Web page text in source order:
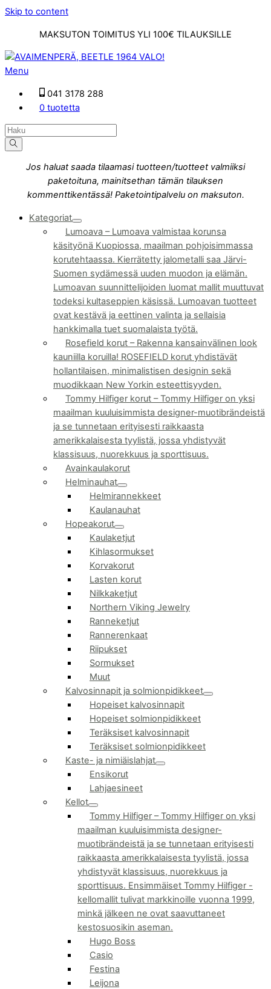
Skip to content
MAKSUTON TOIMITUS YLI 100€ TILAUKSILLE
Menu
041 3178 288
0 tuotetta
Jos haluat saada tilaamasi tuotteen/tuotteet valmiiksi
paketoituna, mainitsethan tämän tilauksen
kommenttikentässä! Paketointipalvelu on maksuton.
Kategoriat
Lumoava – Lumoava valmistaa korunsa
käsityönä Kuopiossa, maailman pohjoisimmassa
korutehtaassa. Kierrätetty jalometalli saa Järvi-
Suomen sydämessä uuden muodon ja elämän.
Lumoavan suunnittelijoiden luomat mallit muuttuvat
todeksi kultaseppien käsissä. Lumoavan tuotteet
ovat kestävä ja eettinen valinta ja sellaisia
hankkimalla tuet suomalaista työtä.
Rosefield korut – Rakenna kansainvälinen look
kauniilla koruilla! ROSEFIELD korut yhdistävät
hollantilaisen, minimalistisen designin sekä
muodikkaan New Yorkin esteettisyyden.
Tommy Hilfiger korut –Tommy Hilfiger on yksi
maailman kuuluisimmista designer-muotibrändeistä
ja se tunnetaan erityisesti raikkaasta
amerikkalaisesta tyylistä, jossa yhdistyvät
klassisuus, nuorekkuus ja sporttisuus.
Avainkaulakorut
Helminauhat
Helmirannekkeet
Kaulanauhat
Hopeakorut
Kaulaketjut
Kihlasormukset
Korvakorut
Lasten korut
Nilkkaketjut
Northern Viking Jewelry
Ranneketjut
Rannerenkaat
Riipukset
Sormukset
Muut
Kalvosinnapit ja solmionpidikkeet
Hopeiset kalvosinnapit
Hopeiset solmionpidikkeet
Teräksiset kalvosinnapit
Teräksiset solmionpidikkeet
Kaste- ja nimiäislahjat
Ensikorut
Lahjaesineet
Kellot
Tommy Hilfiger –Tommy Hilfiger on yksi
maailman kuuluisimmista designer-
muotibrändeistä ja se tunnetaan erityisesti
raikkaasta amerikkalaisesta tyylistä, jossa
yhdistyvät klassisuus, nuorekkuus ja
sporttisuus. Ensimmäiset Tommy Hilfiger -
kellomallit tulivat markkinoille vuonna 1999,
minkä jälkeen ne ovat saavuttaneet
kestosuosikin aseman.
Hugo Boss
Casio
Festina
Leijona